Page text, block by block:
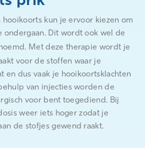
hooikoorts kun je ervoor kiezen om
ondergaan. Dit wordt ook wel de
Met deze therapie wordt je
voor de stoffen waar je
en dus vaak je hooikoortsklachten
van injecties worden de
voor bent toegediend. Bij
weer iets hoger zodat je
de stofjes gewend raakt.